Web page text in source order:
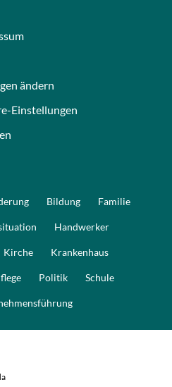
ändern
Einstellungen
Bildung Familie
Handwerker
Kirche Krankenhaus
Politik Schule